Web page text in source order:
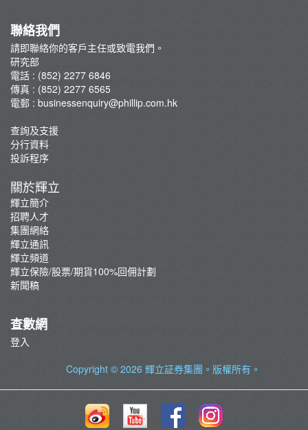
聯絡我們
請即聯絡你的客戶主任或致電我們。
研究部
電話 : (852) 2277 6846
傳真 : (852) 2277 6565
電郵 : businessenquiry@phillip.com.hk
查詢及支援
分行資料
投訴程序
關於輝立
輝立簡介
招聘人才
集團網絡
輝立通訊
輝立頻道
輝立保險/股票/期貨100%回佣計劃
新聞稿
查數網
登入
Copyright © 2026 輝立証券集團 。版權所有。